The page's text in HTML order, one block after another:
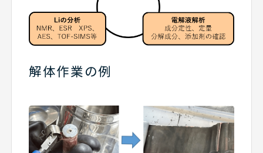
解体作業の例